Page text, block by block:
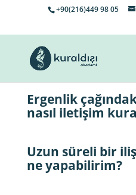
+90(216)449 98 05
Ergenlik
nasıl iletişim
Uzun süreli bir
ne yapabilirim?